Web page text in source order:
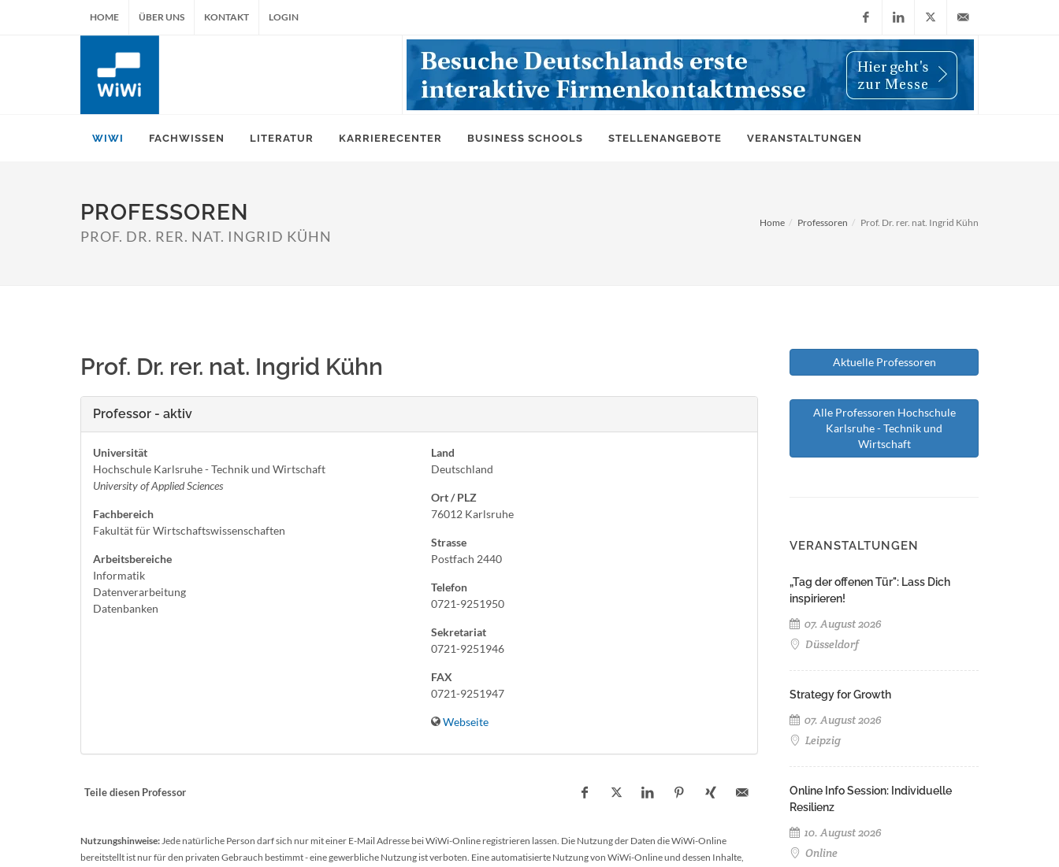
HOME ÜBER UNS KONTAKT LOGIN
FacebookLinkedIn
X
(Twitter)
info@wiwi-
WIWI FACHWISSEN LITERATUR KARRIERECENTER BUSINESS SCHOOLS STELLENANGEBOTE VERANSTALTUNGEN
PROFESSOREN
PROF. DR. RER. NAT. INGRID KÜHN
Home Professoren Prof. Dr. rer. nat. Ingrid Kühn
Prof. Dr. rer. nat. Ingrid Kühn
Professor - aktiv
Universität
Hochschule Karlsruhe - Technik und Wirtschaft
University of Applied Sciences
Fachbereich
Fakultät für Wirtschaftswissenschaften
Arbeitsbereiche
Informatik
Datenverarbeitung
Datenbanken
Land
Deutschland
Ort / PLZ
76012 Karlsruhe
Strasse
Postfach 2440
Telefon
0721-9251950
Sekretariat
0721-9251946
FAX
0721-9251947
Webseite
Teile diesen Professor
Nutzungshinweise:Jede natürliche Person darf sich nur mit einer E-Mail Adresse bei WiWi-Online registrieren lassen. Die Nutzung der Daten die WiWi-Online
bereitstellt ist nur für den privaten Gebrauch bestimmt - eine gewerbliche Nutzung ist verboten. Eine automatisierte Nutzung von WiWi-Online und dessen Inhalte,
Aktuelle Professoren
Alle Professoren Hochschule
Karlsruhe - Technik und
Wirtschaft
VERANSTALTUNGEN
„Tag der offenen Tür": Lass Dich
inspirieren!
07. August 2026
Düsseldorf
Strategy for Growth
07. August 2026
Leipzig
Online Info Session: Individuelle
Resilienz
10. August 2026
Online